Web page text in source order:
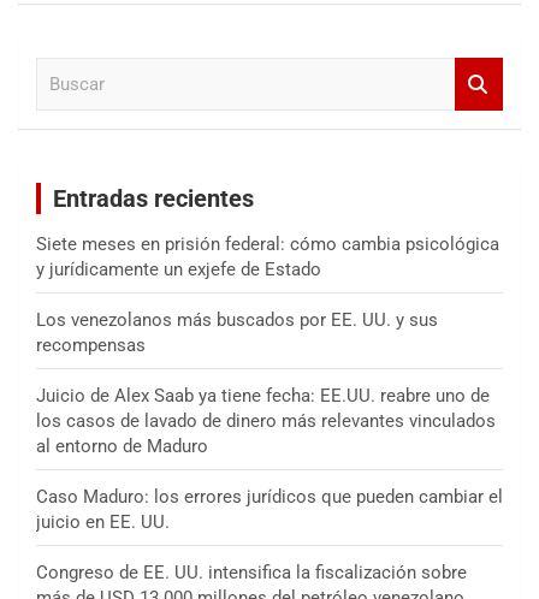
Entradas recientes
Siete meses en prisión federal: cómo cambia psicológica
y jurídicamente un exjefe de Estado
Los venezolanos más buscados por EE. UU. y sus
recompensas
Juicio de Alex Saab ya tiene fecha: EE.UU. reabre uno de
los casos de lavado de dinero más relevantes vinculados
al entorno de Maduro
Caso Maduro: los errores jurídicos que pueden cambiar el
juicio en EE. UU.
Congreso de EE. UU. intensifica la fiscalización sobre